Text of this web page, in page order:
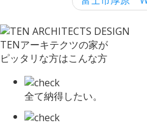
TENアーキテクツの家が
ピッタリな方はこんな方
全て納得したい。